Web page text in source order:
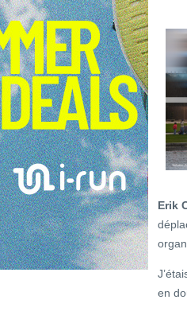
Erik
en